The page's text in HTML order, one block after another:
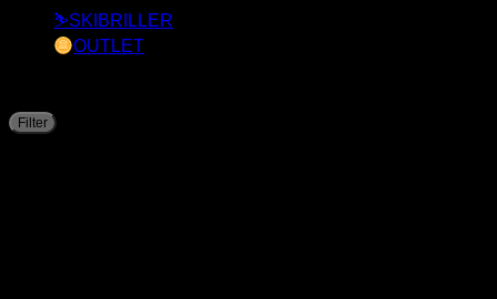
⛷️SKIBRILLER
OUTLET
Filter